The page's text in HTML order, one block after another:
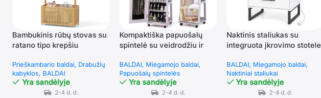
Bambukinis rūbų stovas su
ratano tipo krepšiu
Prieškambario baldai Drabužių
kabyklos BALDAI
Yra sandėlyje
Kompaktiška papuošalų
spintelė su veidrodžiu ir
BALDAI Miegamojo baldai
Papuošalų spintelės
Yra sandėlyje
Naktinis staliukas su
integruota įkrovimo stotele
BALDAI Miegamojo baldai
Naktiniai staliukai
Yra sandėlyje